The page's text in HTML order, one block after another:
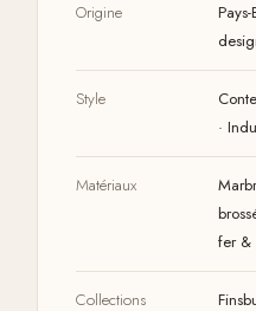
Origine
Style
·
Matériaux
fer &
Collections